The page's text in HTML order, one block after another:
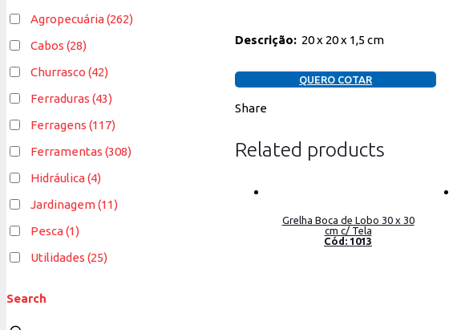
Descrição: 20 x 20 x 1,5 cm
QUERO COTAR
Share
Related products
Grelha Boca de Lobo 30 x 30
cm c/ Tela
Cód: 1013
Agropecuária(262)
Cabos (28)
Churrasco (42)
Ferraduras (43)
Ferragens (117)
Ferramentas (308)
Hidráulica(4)
Jardinagem(11)
Pesca(1)
Utilidades (25)
Search